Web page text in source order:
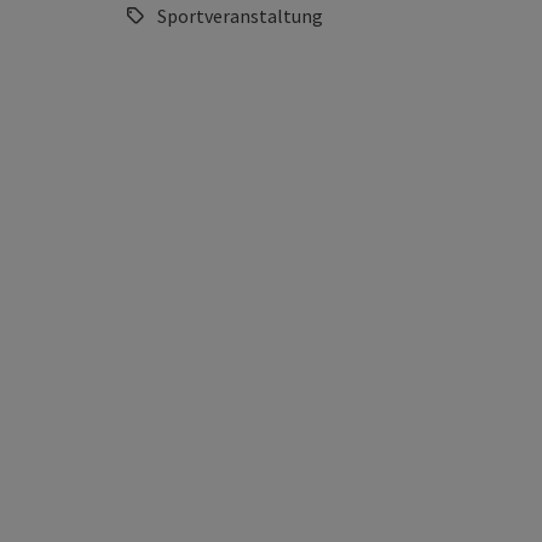
Sportveranstaltung